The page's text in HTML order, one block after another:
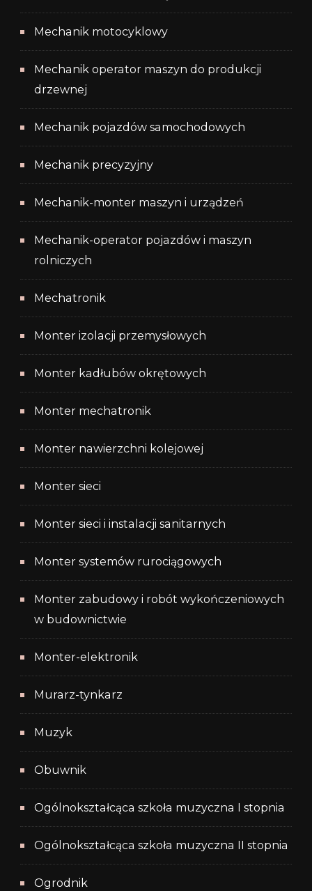
Mechanik motocyklowy
Mechanik operator maszyn do produkcji
drzewnej
Mechanik pojazdów samochodowych
Mechanik precyzyjny
Mechanik-monter maszyn i urządzeń
Mechanik-operator pojazdów i maszyn
rolniczych
Mechatronik
Monter izolacji przemysłowych
Monter kadłubów okrętowych
Monter mechatronik
Monter nawierzchni kolejowej
Monter sieci
Monter sieci i instalacji sanitarnych
Monter systemów rurociągowych
Monter zabudowy i robót wykończeniowych
w budownictwie
Monter-elektronik
Murarz-tynkarz
Muzyk
Obuwnik
Ogólnokształcąca szkoła muzyczna I stopnia
Ogólnokształcąca szkoła muzyczna II stopnia
Ogrodnik